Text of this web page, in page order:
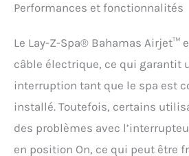
Performances et fonctionnalités
Le Lay-Z-Spa® Bahamas Airjet™
câble électrique, ce qui garantit
interruption tant que le spa est
installé. Toutefois, certains
des problèmes avec
en position On, ce qui peut être